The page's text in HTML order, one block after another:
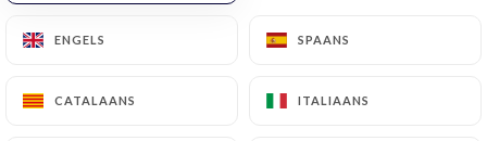
ENGELS SPAANS
CATALAANS ITALIAANS
ENGELS SPAANS
CATALAANS ITALIAANS